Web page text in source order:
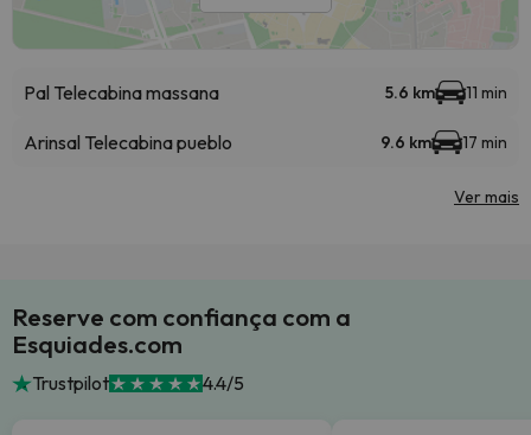
Pal Telecabina massana 5.6 km 11 min
Arinsal Telecabina pueblo 9.6 km 17 min
Ver mais
Reserve com confiança com a
Esquiades.com
Trustpilot 4.4/5